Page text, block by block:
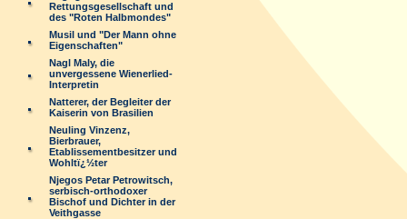
Rettungsgesellschaft und
des "Roten Halbmondes"
Musil und "Der Mann ohne
Eigenschaften"
Nagl Maly, die
unvergessene Wienerlied-
Interpretin
Natterer, der Begleiter der
Kaiserin von Brasilien
Neuling Vinzenz,
Bierbrauer,
Etablissementbesitzer und
Wohltï¿½ter
Njegos Petar Petrowitsch,
serbisch-orthodoxer
Bischof und Dichter in der
Veithgasse